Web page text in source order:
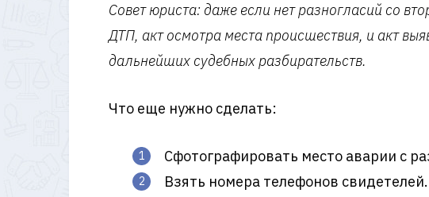
Совет юриста: даже если нет разногласий со
ДТП, акт осмотра места происшествия, и акт
дальнейших судебных разбирательств.
Что еще нужно сделать:
Сфотографировать место аварии с
Взять номера телефонов